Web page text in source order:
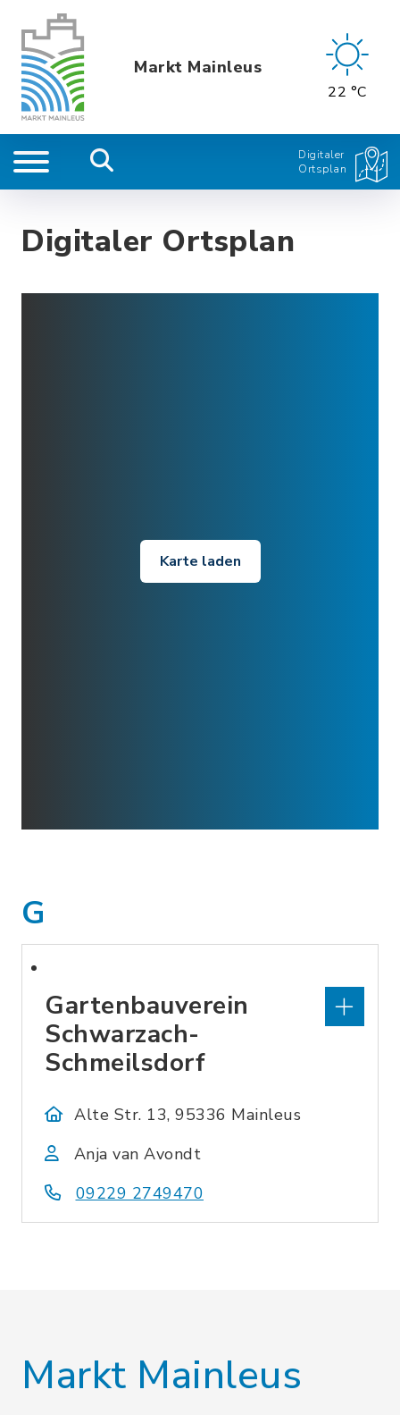
Markt Mainleus
22 °C
Digitaler
Ortsplan
Digitaler Ortsplan
Karte laden
G
Gartenbauverein
Schwarzach-
Schmeilsdorf
Alte Str. 13, 95336 Mainleus
Anja van Avondt
09229 2749470
Markt Mainleus